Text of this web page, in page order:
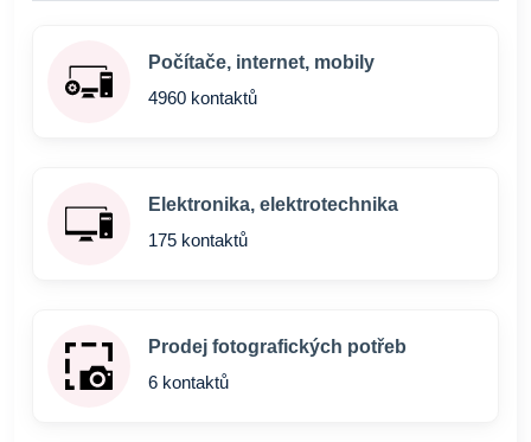
Počítače, internet, mobily
4960 kontaktů
Elektronika, elektrotechnika
175 kontaktů
Prodej fotografických potřeb
6 kontaktů